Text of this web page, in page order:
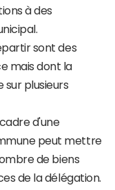
à des
sont des
mais dont la
plusieurs
d'une
peut mettre
de biens
de la délégation.